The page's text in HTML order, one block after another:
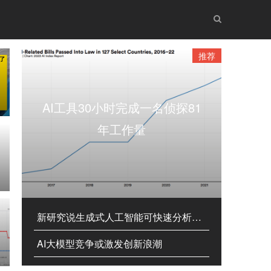
推荐
AI工具30小时完成一名侦探81
年工作量
新研究说生成式人工智能可快速分析染色质三维结构
AI大模型竞争或激发创新浪潮